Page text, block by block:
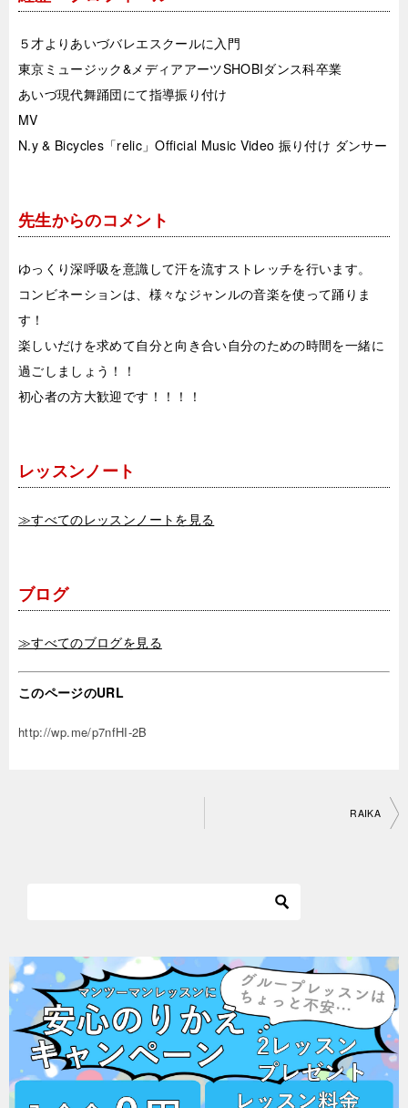
５才よりあいづバレエスクールに入門
東京ミュージック&メディアアーツSHOBIダンス科卒業
あいづ現代舞踊団にて指導振り付け
MV
N.y & Bicycles「relic」Official Music Video 振り付け ダンサー
先生からのコメント
ゆっくり深呼吸を意識して汗を流すストレッチを行います。
コンビネーションは、様々なジャンルの音楽を使って踊りま
す！
楽しいだけを求めて自分と向き合い自分のための時間を一緒に
過ごしましょう！！
初心者の方大歓迎です！！！！
レッスンノート
≫すべてのレッスンノートを見る
ブログ
≫すべてのブログを見る
このページのURL
http://wp.me/p7nfHI-2B
ー
シ
ョ
RAIKA